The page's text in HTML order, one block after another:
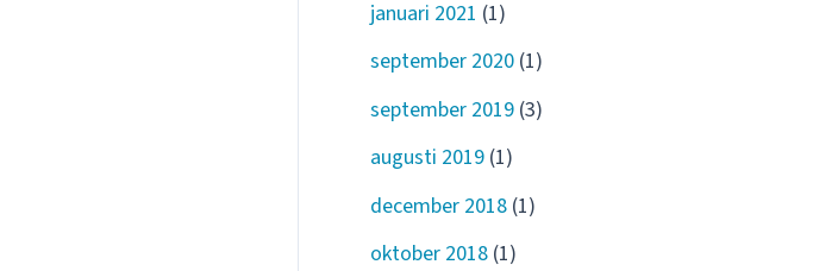
januari 2021 (1)
september 2020 (1)
september 2019 (3)
augusti 2019 (1)
december 2018 (1)
oktober 2018 (1)